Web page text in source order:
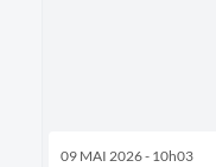
09 MAI 2026 - 10h03